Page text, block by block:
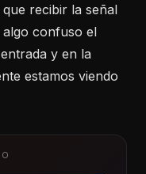
recibir la señal
confuso el
y en la
estamos viendo